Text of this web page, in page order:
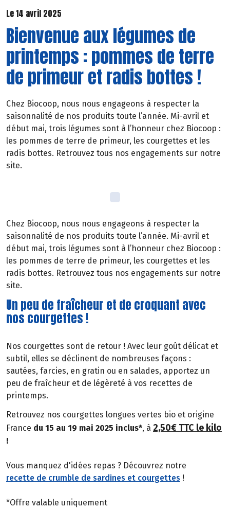
Le 14 avril 2025
Bienvenue aux légumes de
printemps : pommes de terre
de primeur et radis bottes !
Chez Biocoop, nous nous engageons à respecter la
saisonnalité de nos produits toute l’année. Mi-avril et
début mai, trois légumes sont à l’honneur chez Biocoop :
les pommes de terre de primeur, les courgettes et les
radis bottes. Retrouvez tous nos engagements sur notre
site.
Chez Biocoop, nous nous engageons à respecter la
saisonnalité de nos produits toute l’année. Mi-avril et
début mai, trois légumes sont à l’honneur chez Biocoop :
les pommes de terre de primeur, les courgettes et les
radis bottes. Retrouvez tous nos engagements sur notre
site.
Un peu de fraîcheur et de croquant avec
nos courgettes !
Nos courgettes sont de retour ! Avec leur goût délicat et
subtil, elles se déclinent de nombreuses façons :
sautées, farcies, en gratin ou en salades, apportez un
peu de fraîcheur et de légèreté à vos recettes de
printemps.
Retrouvez nos courgettes longues vertes bio et origine
France du 15 au 19 mai 2025 inclus*, à 2,50€ TTC le kilo
!
Vous manquez d'idées repas ? Découvrez notre
recette de crumble de sardines et courgettes !
*Offre valable uniquement